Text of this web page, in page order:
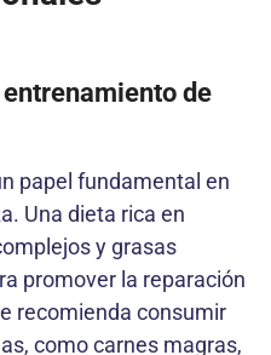
de
papel fundamental en
Una dieta rica en
y grasas
promover la reparación
recomienda consumir
como carnes magras,